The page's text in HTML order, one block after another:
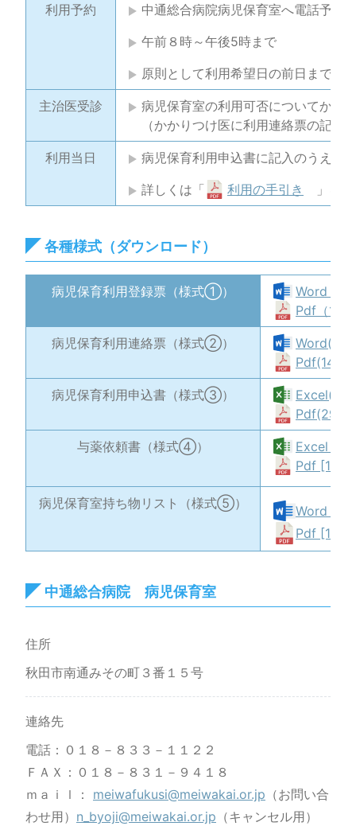
利用予約
中通総合病院病児保育室へ電話予約
午前８時～午後5時まで
原則として利用希望日の前日まで
主治医受診
病児保育室の利用可否についてかか
（かかりつけ医に利用連絡票の記載
利用当日
病児保育利用申込書に記入のうえ来
詳しくは「
利用の手引き 」を
各種様式（ダウンロード）
病児保育利用登録票（様式①）
Word（
Pdf（
病児保育利用連絡票（様式②）
病児保育利用申込書（様式③）
与薬依頼書（様式④）
Excel
Pdf
病児保育室持ち物リスト（様式⑤）
Word
Pdf
中通総合病院 病児保育室
住所
秋田市南通みその町３番１５号
連絡先
電話：０１８－８３３－１１２２
ＦＡＸ：０１８－８３１－９４１８
ｍａｉｌ： meiwafukusi@meiwakai.or.jp （お問い合
わせ用） n_byoji@meiwakai.or.jp （キャンセル用）